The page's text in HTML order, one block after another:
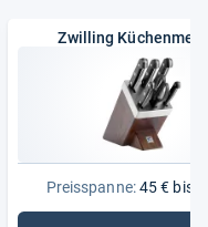
Zwilling
Preisspanne:45 € bis